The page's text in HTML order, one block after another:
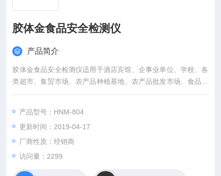
胶体金食品安全检测仪
产品简介
胶体金食品安全检测仪适用于酒店宾馆、企事业单位、学校、各
类超市、集贸市场、农产品种植基地、农产品批发市场、食品生
产企业、各级农产品检测中心、各级工商、进出口检验检疫局、
产品型号：HNM-804
更新时间：2019-04-17
厂商性质：经销商
访问量：2299